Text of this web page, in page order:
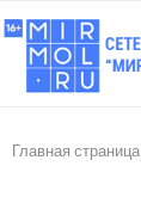
Главная страница